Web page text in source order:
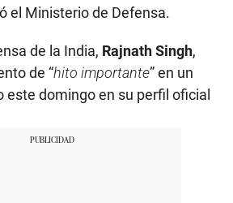
el Ministerio de Defensa.
de la India, Rajnath Singh,
de “hito importante” en un
este domingo en su perfil oficial